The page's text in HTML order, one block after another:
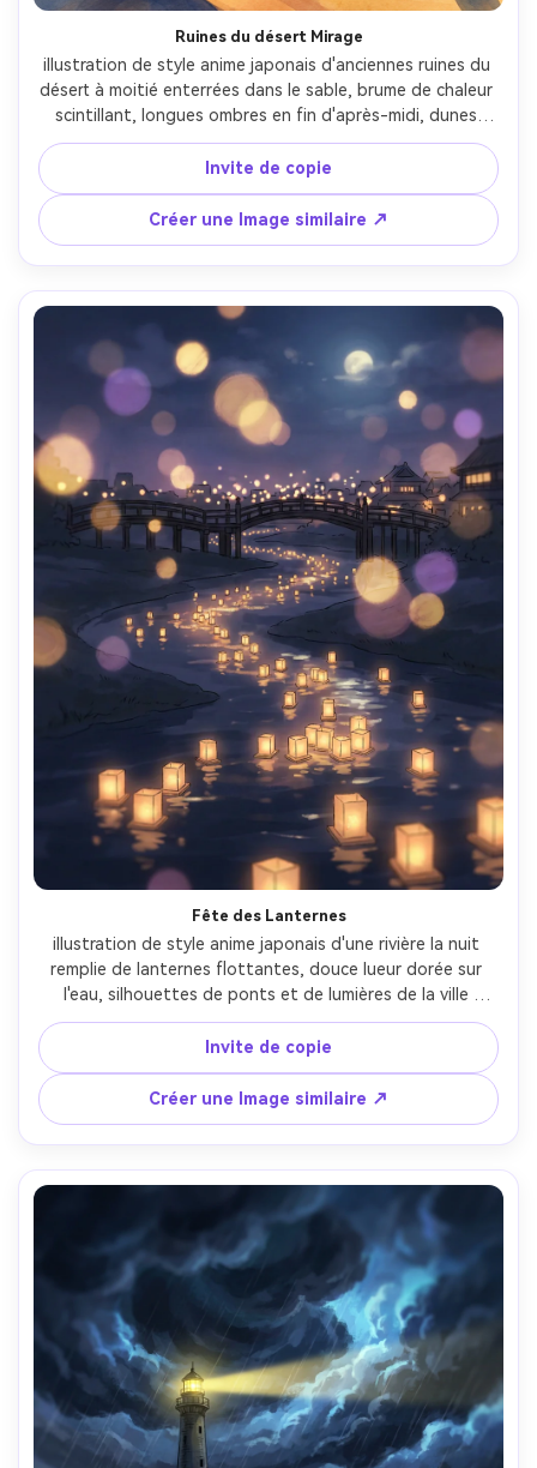
Ruines du désert Mirage
illustration de style anime japonais d'anciennes ruines du
désert à moitié enterrées dans le sable, brume de chaleur
scintillant, longues ombres en fin d'après-midi, dunes
lointaines sous un vaste ciel, particules de poussière
stylisées, texture peinte à la main, composition
dramatique avec un sens du mystère et de l'échelle,
éclairage cinématographique doux- -ar 4:5
Invite de copie
Créer une Image similaire ↗
Fête des Lanternes
illustration de style anime japonais d'une rivière la nuit
remplie de lanternes flottantes, douce lueur dorée sur
l'eau, silhouettes de ponts et de lumières de la ville
lointaine, faits saillants peints en forme de bokeh de
rêve, lignée propre, atmosphère romantique, perspective
cinématographique avec des lignes de tête, objectif 85
mm, profondeur de champ peu profonde-AR 4:5
Invite de copie
Créer une Image similaire ↗